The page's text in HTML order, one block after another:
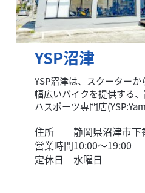
YSP沼津
YSP沼津は、スクーターか
幅広いバイクを提供する
ハスポーツ専門店
住所
静岡県沼津市
営業時間10:00〜19:00
定休日
水曜日